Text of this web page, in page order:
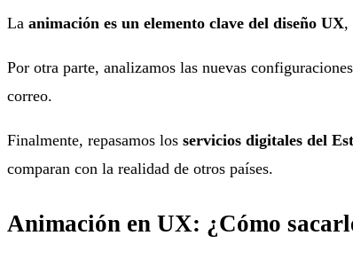
La animación es un elemento clave del diseño UX,
Por otra parte, analizamos las nuevas
correo.
Finalmente, repasamos los servicios digitales del
comparan con la realidad de otros países.
Animación en UX: ¿Cómo